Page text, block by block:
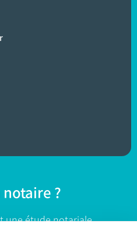
?
une étude notariale